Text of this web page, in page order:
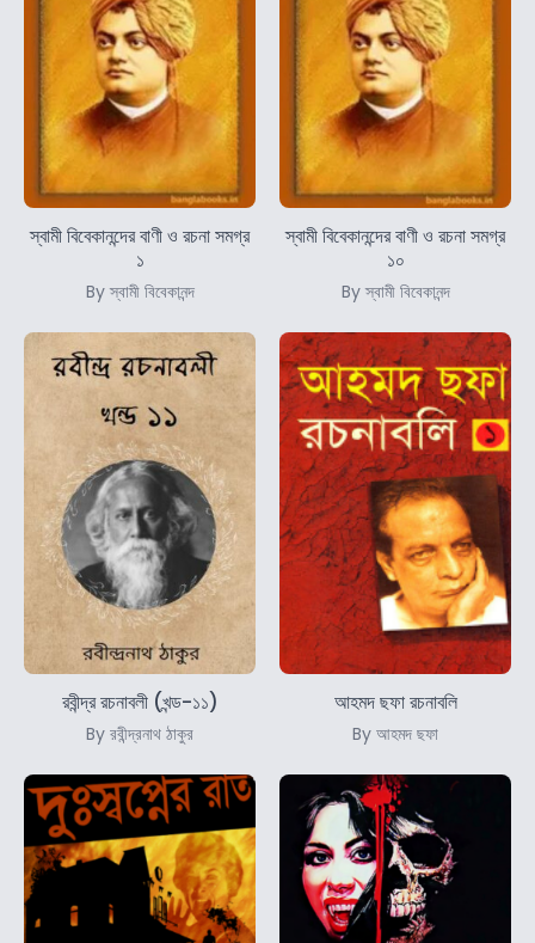
স্বামী বিবেকানন্দের বাণী ও রচনা সমগ্র
১
By স্বামী বিবেকানন্দ
স্বামী বিবেকানন্দের বাণী ও রচনা সমগ্র
১০
By স্বামী বিবেকানন্দ
রবীন্দ্র রচনাবলী (খন্ড-১১)
By রবীন্দ্রনাথ ঠাকুর
আহমদ ছফা রচনাবলি
By আহমদ ছফা